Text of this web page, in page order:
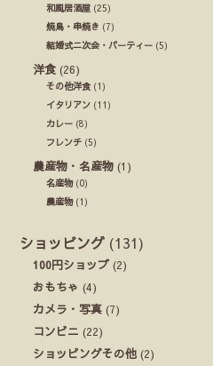
和風居酒屋 (25)
焼鳥・串焼き (7)
結婚式ニ次会・パーティー (5)
洋食 (26)
その他洋食(1)
イタリアン (11)
カレー (8)
フレンチ (5)
農産物・名産物 (1)
名産物(0)
農産物(1)
ショッピング (131)
100円ショップ (2)
おもちゃ (4)
カメラ・写真 (7)
コンビニ (22)
ショッピングその他 (2)